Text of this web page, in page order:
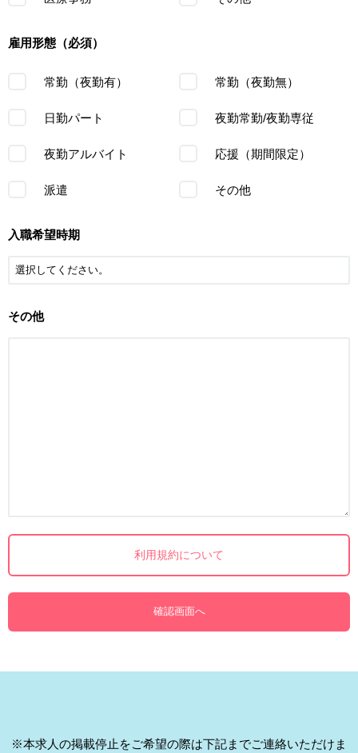
雇用形態（必須）
常勤（夜勤有） 常勤（夜勤無）
日勤パート 夜勤常勤/夜勤専従
夜勤アルバイト 応援（期間限定）
派遣 その他
入職希望時期
その他
利用規約について
※本求人の掲載停止をご希望の際は下記までご連絡いただけま